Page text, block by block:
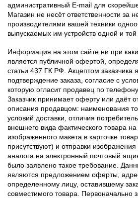
административный E-mail для
Магазин не несёт ответственности за
производителями вашей техники
выпускаемых им устройств одной и
Информация на этом сайте ни при
является публичной офертой,
статьи 437 ГК РФ. Акцептом заказчика
подтверждение заказа, согласие с
которую огласит продавец по
Заказчик принимает оферту или даёт
описания продавцом: наименования
условий доставки, отличия
внешнего вида фактического товара
изображенного макета в карточке
присутствуют) и отправки
аналога на электронный почтовый
было заявлено такое требование.
являются предложением оферты,
определенному лицу, оставившему
совместимого товара. Первоначально